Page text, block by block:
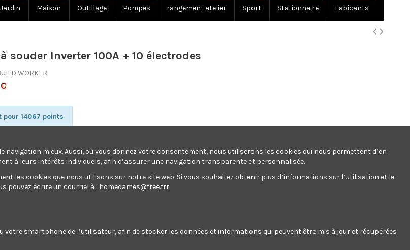
Jardin Maison Outillage Pompes rangement atelier Sport Stationnaire Fabicants
souder Inverter 100A + 10 électrodes
WORKER
pour 14067 points
Inverter 100A + 10 électrodes
mieux. Aussi, où vous donnez votre consentement, nous utiliserons les cookies qui nous permettent d’en
à leurs intérêts individuels, afin d’assurer une navigation transparente et personnalisée.
les cookies que nous utilisons sur notre site web. Si vous souhaitez obtenir plus d’informations sur l’utilisation et le
pouvez écrire un courriel à : homedames@free.frr.
smartphone de l’utilisateur, afin de stocker les données et informations qui peuvent être mis à jour et récupérées